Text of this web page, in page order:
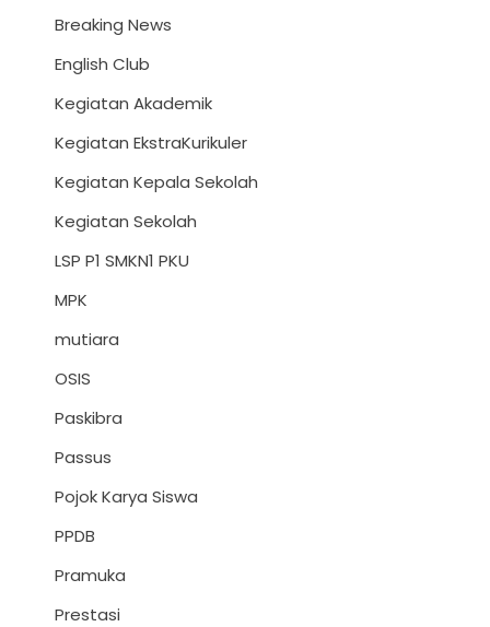
Breaking News
English Club
Kegiatan Akademik
Kegiatan EkstraKurikuler
Kegiatan Kepala Sekolah
Kegiatan Sekolah
LSP P1 SMKN1 PKU
MPK
mutiara
OSIS
Paskibra
Passus
Pojok Karya Siswa
PPDB
Pramuka
Prestasi